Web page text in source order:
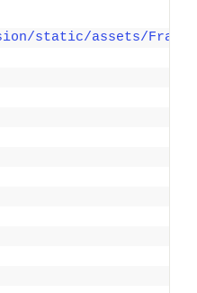
static/assets/